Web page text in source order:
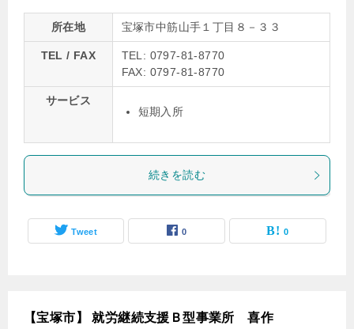
所在地 宝塚市中筋山手１丁目８－３３
TEL / FAX
TEL: 0797-81-8770
FAX: 0797-81-8770
サービス
短期入所
続きを読む
Tweet 0 0
【宝塚市】 就労継続支援Ｂ型事業所 喜作